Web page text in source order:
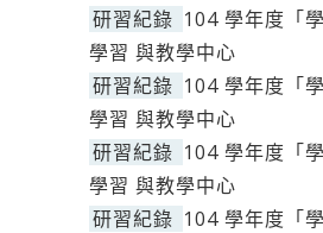
研習紀錄 104 學年度「
學習 與教學中心
研習紀錄 104 學年度「
學習 與教學中心
研習紀錄 104 學年度「
學習 與教學中心
研習紀錄 104 學年度「